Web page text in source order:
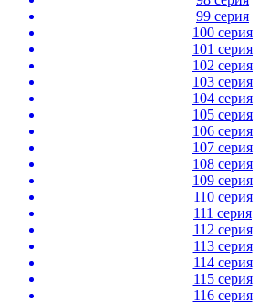
99 серия
100 серия
101 серия
102 серия
103 серия
104 серия
105 серия
106 серия
107 серия
108 серия
109 серия
110 серия
111 серия
112 серия
113 серия
114 серия
115 серия
116 серия